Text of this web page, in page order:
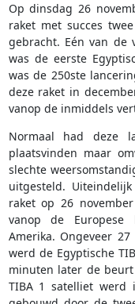
Op dinsdag 26
raket met succes
gebracht. Eén van de
was de eerste
was de 250ste
deze raket in
vanop de inmiddels
Normaal had deze
plaatsvinden maar
slechte
uitgesteld.
raket op 26
vanop de Europese
Amerika. Ongeveer
werd de Egyptische
minuten later de
TIBA 1 satelliet werd